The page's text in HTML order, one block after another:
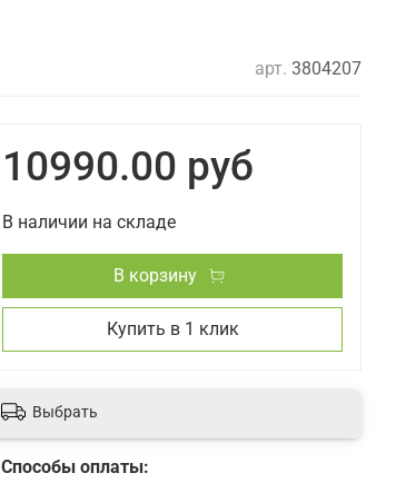
арт. 3804207
10990.00 руб
В наличии на складе
В корзину
Купить в 1 клик
Выбрать
Способы оплаты: